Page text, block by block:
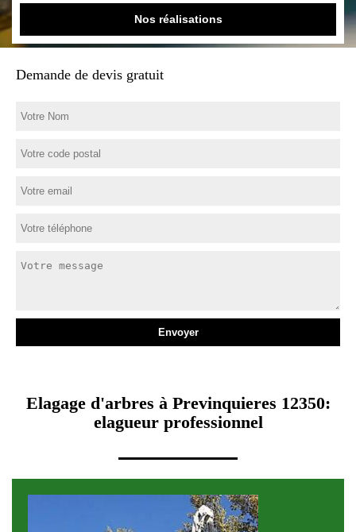
Nos réalisations
Demande de devis gratuit
Elagage d'arbres à Previnquieres 12350:
elagueur professionnel